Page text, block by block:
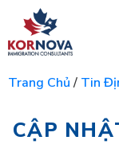
Trang Chủ/ Tin
CẬP